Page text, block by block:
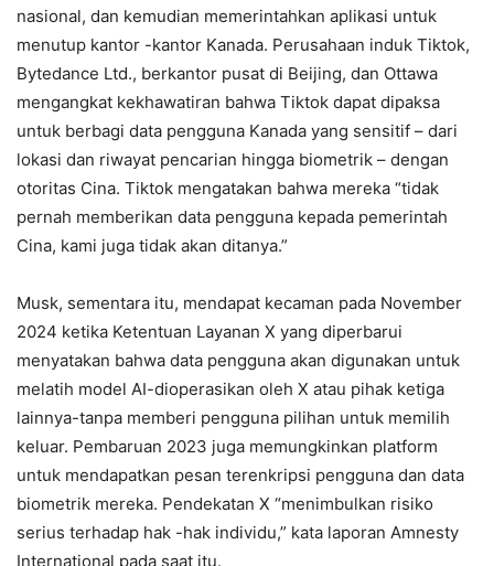
nasional, dan kemudian memerintahkan aplikasi untuk
menutup kantor -kantor Kanada. Perusahaan induk Tiktok,
Bytedance Ltd., berkantor pusat di Beijing, dan Ottawa
mengangkat kekhawatiran bahwa Tiktok dapat dipaksa
untuk berbagi data pengguna Kanada yang sensitif – dari
lokasi dan riwayat pencarian hingga biometrik – dengan
otoritas Cina. Tiktok mengatakan bahwa mereka “tidak
pernah memberikan data pengguna kepada pemerintah
Cina, kami juga tidak akan ditanya.”
Musk, sementara itu, mendapat kecaman pada November
2024 ketika Ketentuan Layanan X yang diperbarui
menyatakan bahwa data pengguna akan digunakan untuk
melatih model AI-dioperasikan oleh X atau pihak ketiga
lainnya-tanpa memberi pengguna pilihan untuk memilih
keluar. Pembaruan 2023 juga memungkinkan platform
untuk mendapatkan pesan terenkripsi pengguna dan data
biometrik mereka. Pendekatan X “menimbulkan risiko
serius terhadap hak -hak individu,” kata laporan Amnesty
International pada saat itu.